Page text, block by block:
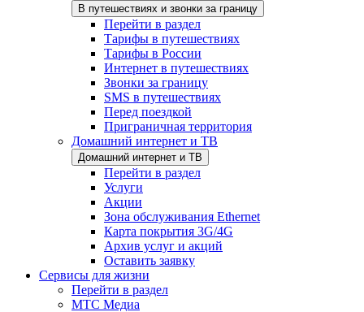
В путешествиях и звонки за границу
Перейти в раздел
Тарифы в путешествиях
Тарифы в России
Интернет в путешествиях
Звонки за границу
SMS в путешествиях
Перед поездкой
Приграничная территория
Домашний интернет и ТВ
Домашний интернет и ТВ
Перейти в раздел
Услуги
Акции
Зона обслуживания Ethernet
Карта покрытия 3G/4G
Архив услуг и акций
Оставить заявку
Сервисы для жизни
Перейти в раздел
МТС Медиа